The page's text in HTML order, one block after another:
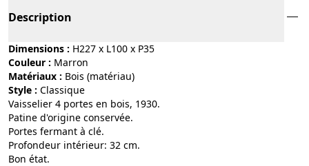
Description
Dimensions : H227 x L100 x P35
Couleur :
marron
Matériaux :
bois (matériau)
Style :
classique
Vaisselier 4 portes en bois, 1930.
Patine d'origine conservée.
Portes fermant à clé.
Profondeur intérieur: 32 cm.
Bon état.